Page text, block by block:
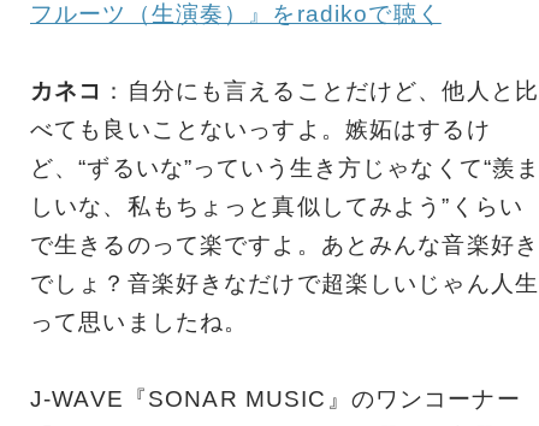
フルーツ（生演奏）』をradikoで聴く
カネコ ：自分にも言えることだけど、他人と比
べても良いことないっすよ。嫉妬はするけ
ど、“ずるいな”っていう生き方じゃなくて“羨
しいな、私もちょっと真似してみよう”くらい
で生きるのって楽ですよ。あとみんな音楽好き
でしょ？音楽好きなだけで超楽しいじゃん人生
って思いましたね。
J-WAVE『SONAR MUSIC』のワンコーナー